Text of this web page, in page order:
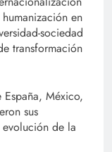
en
sociedad
transformación
México,
sus
de la